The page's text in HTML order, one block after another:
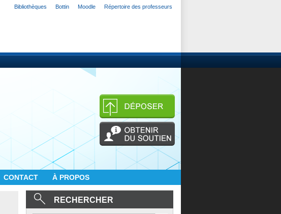
Bibliothèques Bottin Moodle Répertoire des professeurs
CONTACT À PROPOS
RECHERCHER